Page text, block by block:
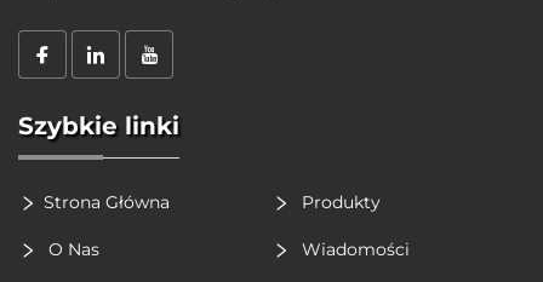
Szybkie linki
Strona Główna Produkty
O Nas Wiadomości